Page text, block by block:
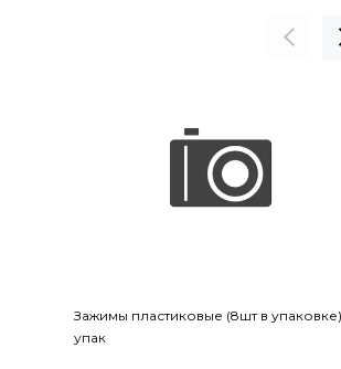
Зажимы пластиковые (8шт в
упак